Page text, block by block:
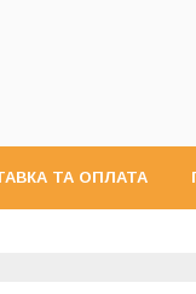
ТА ОПЛАТА